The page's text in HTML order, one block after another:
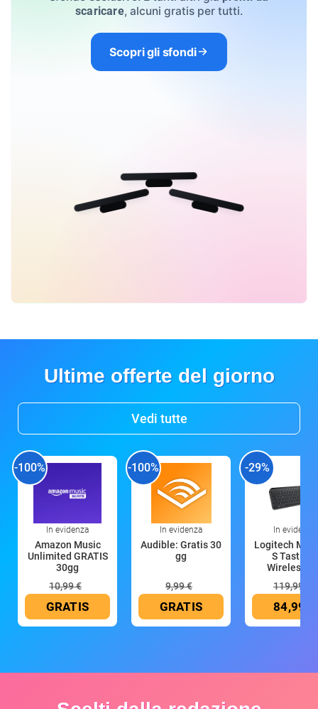
scaricare, alcuni gratis per tutti.
Scopri gli sfondi
Ultime offerte del giorno
Vedi tutte
-100%
In evidenza
Amazon Music
Unlimited GRATIS
30gg
10,99 €
GRATIS
-100%
In evidenza
Audible: Gratis 30
gg
9,99 €
GRATIS
-29%
In evidenza
Logitech MX
S Tastiera
Wireless
119,99 €
84,99 €